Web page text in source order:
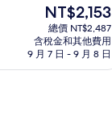
現
在
價
格
為
NT$2,153
總價 NT$2,487
含稅金和其他費用
9 月 7 日 - 9 月 8 日